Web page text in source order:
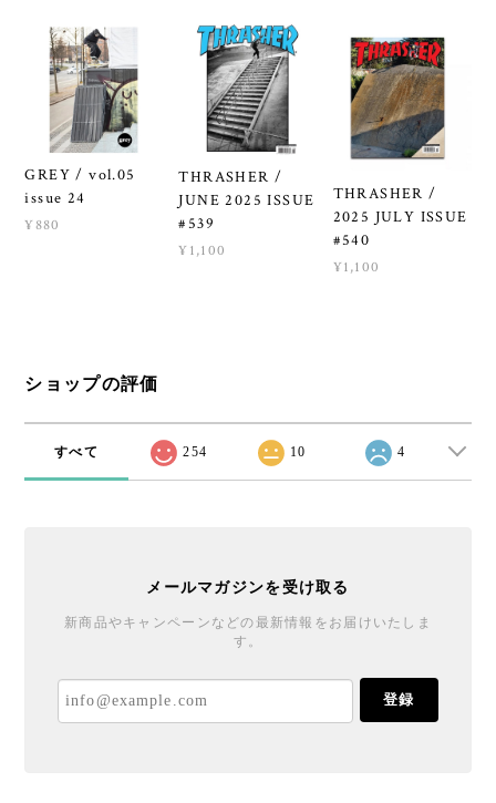
GREY / vol.05
issue 24
¥880
THRASHER /
JUNE 2025 ISSUE
#539
¥1,100
THRASHER /
2025 JULY ISSUE
#540
¥1,100
ショップの評価
すべて 254 10 4
メールマガジンを受け取る
新商品やキャンペーンなどの最新情報をお届けいたしま
す。
登録